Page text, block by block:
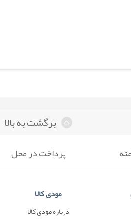
برگشت به بالا
پرداخت در محل
مودی کالا
درباره مودی کالا